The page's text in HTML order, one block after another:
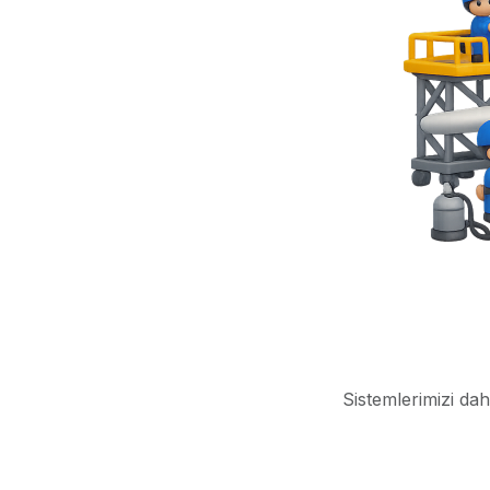
Sistemlerimizi